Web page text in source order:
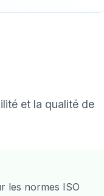
et la qualité de
les normes ISO